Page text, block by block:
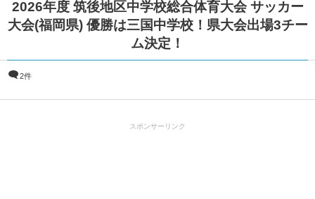
2026年度 筑後地区中学校総合体育大会 サッカー
大会(福岡県) 優勝は三国中学校！県大会出場3チー
ム決定！
2件
スポンサーリンク